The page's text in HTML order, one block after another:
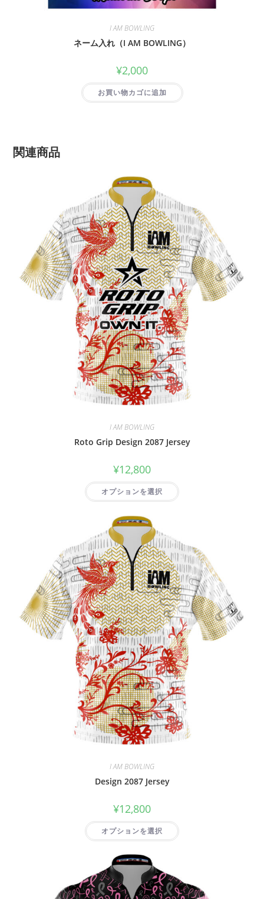
I AM BOWLING
ネーム入れ（I AM BOWLING）
¥2,000
お買い物カゴに追加
関連商品
I AM BOWLING
Roto Grip Design 2087 Jersey
¥12,800
オプションを選択
I AM BOWLING
Design 2087 Jersey
¥12,800
オプションを選択